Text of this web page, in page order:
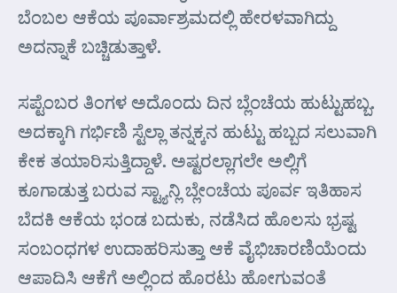
ಬೆಂಬಲ ಆಕೆಯ ಪೂರ್ವಾಶ್ರಮದಲ್ಲಿ ಹೇರಳವಾಗಿದ್ದು
ಅದನ್ನಾಕೆ ಬಚ್ಚಿಡುತ್ತಾಳೆ.
ಸಪ್ಟೆಂಬರ ತಿಂಗಳ ಅದೊಂದು ದಿನ ಬ್ಲೆಂಚೆಯ ಹುಟ್ಟುಹಬ್ಬ.
ಅದಕ್ಕಾಗಿ ಗರ್ಭಿಣಿ ಸ್ಟೆಲ್ಲಾ ತನ್ನಕ್ಕನ ಹುಟ್ಟು ಹಬ್ಬದ ಸಲುವಾಗಿ
ಕೇಕ ತಯಾರಿಸುತ್ತಿದ್ದಾಳೆ. ಅಷ್ಟರಲ್ಲಾಗಲೇ ಅಲ್ಲಿಗೆ
ಕೂಗಾಡುತ್ತ ಬರುವ ಸ್ಟ್ಯಾನ್ಲಿ ಬ್ಲೇಂಚೆಯ ಪೂರ್ವ ಇತಿಹಾಸ
ಬೆದಕಿ ಆಕೆಯ ಭಂಡ ಬದುಕು, ನಡೆಸಿದ ಹೊಲಸು ಭ್ರಷ್ಟ
ಸಂಬಂಧಗಳ ಉದಾಹರಿಸುತ್ತಾ ಆಕೆ ವೈಭಿಚಾರಣಿಯೆಂದು
ಆಪಾದಿಸಿ ಆಕೆಗೆ ಅಲ್ಲಿಂದ ಹೊರಟು ಹೋಗುವಂತೆ